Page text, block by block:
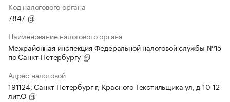
Код налогового органа
7847
Наименование налогового органа
Межрайонная инспекция Федеральной налоговой службы №15
по Санкт-Петербургу
Адрес налоговой
191124, Санкт-Петербург г, Красного Текстильщика ул, д 10-12
лит.О